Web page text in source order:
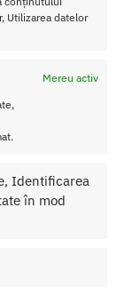
Utilizarea datelor
Mereu activ
Identificarea
în mod
fi resimtite intr-un
sa se aplice o
usor in piele
poate fi o alegere
de placere si
Rino